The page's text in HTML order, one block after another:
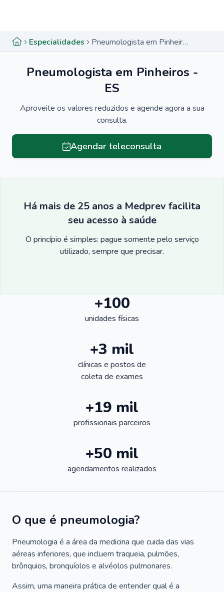
Especialidades Pneumologista em Pinheiros - ES
Pneumologista em Pinheiros -
ES
Aproveite os valores reduzidos e agende agora a sua
consulta.
Agendar teleconsulta
Há mais de 25 anos a Medprev facilita
seu acesso à saúde
O princípio é simples: pague somente pelo serviço
utilizado, sempre que precisar.
+100
unidades físicas
+3 mil
clínicas e postos de
coleta de exames
+19 mil
profissionais parceiros
+50 mil
agendamentos realizados
O que é pneumologia?
Pneumologia é a área da medicina que cuida das vias
aéreas inferiores, que incluem traqueia, pulmões,
brônquios, bronquíolos e alvéolos pulmonares.
Assim, uma maneira prática de entender qual é a